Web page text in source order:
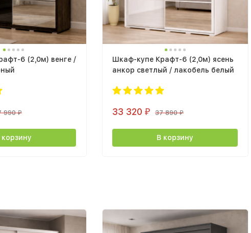
6 (2,0м) венге /
990₽
корзину
Шкаф-купе Крафт-6 (2,0м) ясень
анкор светлый / лакобель белый
33 320 ₽ 37 890₽
В корзину